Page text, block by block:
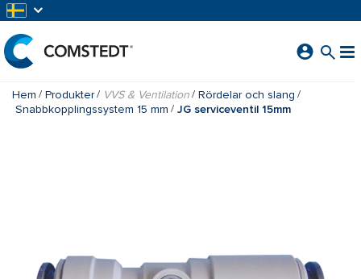
Hem Produkter VVS & Ventilation
Rördelar och slang
Snabbkopplingssystem 15 mm
JG serviceventil 15mm